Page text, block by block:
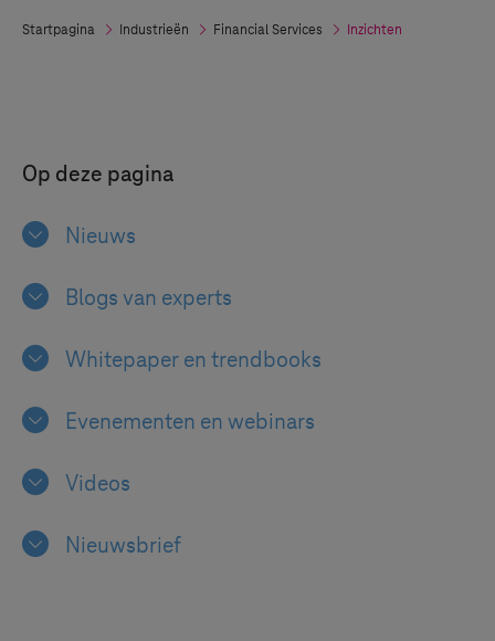
Startpagina Industrieën Financial Services Inzichten
Op deze pagina
Nieuws
Blogs van experts
Whitepaper en trendbooks
Evenementen en webinars
Videos
Nieuwsbrief